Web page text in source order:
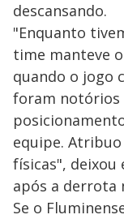
descansando.
"Enquanto
time manteve
quando o jogo
foram notórios
equipe.
físicas",
após a derrota
Se o